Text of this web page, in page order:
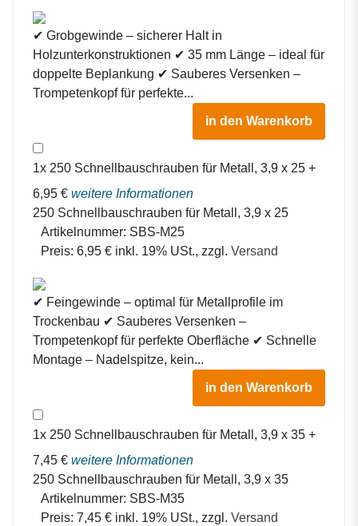
✔ Grobgewinde – sicherer Halt in
Holzunterkonstruktionen ✔ 35 mm Länge – ideal für
doppelte Beplankung ✔ Sauberes Versenken –
Trompetenkopf für perfekte...
in den Warenkorb
1x 250 Schnellbauschrauben für Metall, 3,9 x 25 +
6,95 € weitere Informationen
250 Schnellbauschrauben für Metall, 3,9 x 25
Artikelnummer: SBS-M25
Preis: 6,95 € inkl. 19% USt., zzgl. Versand
✔ Feingewinde – optimal für Metallprofile im
Trockenbau ✔ Sauberes Versenken –
Trompetenkopf für perfekte Oberfläche ✔ Schnelle
Montage – Nadelspitze, kein...
in den Warenkorb
1x 250 Schnellbauschrauben für Metall, 3,9 x 35 +
7,45 € weitere Informationen
250 Schnellbauschrauben für Metall, 3,9 x 35
Artikelnummer: SBS-M35
Preis: 7,45 € inkl. 19% USt., zzgl. Versand